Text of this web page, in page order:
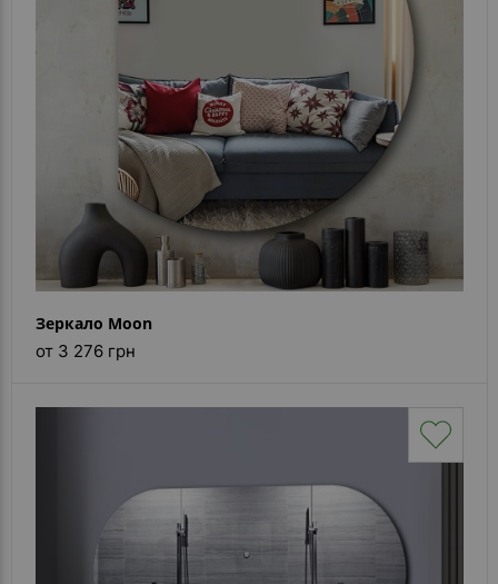
Зеркало Moon
от 3 276 грн